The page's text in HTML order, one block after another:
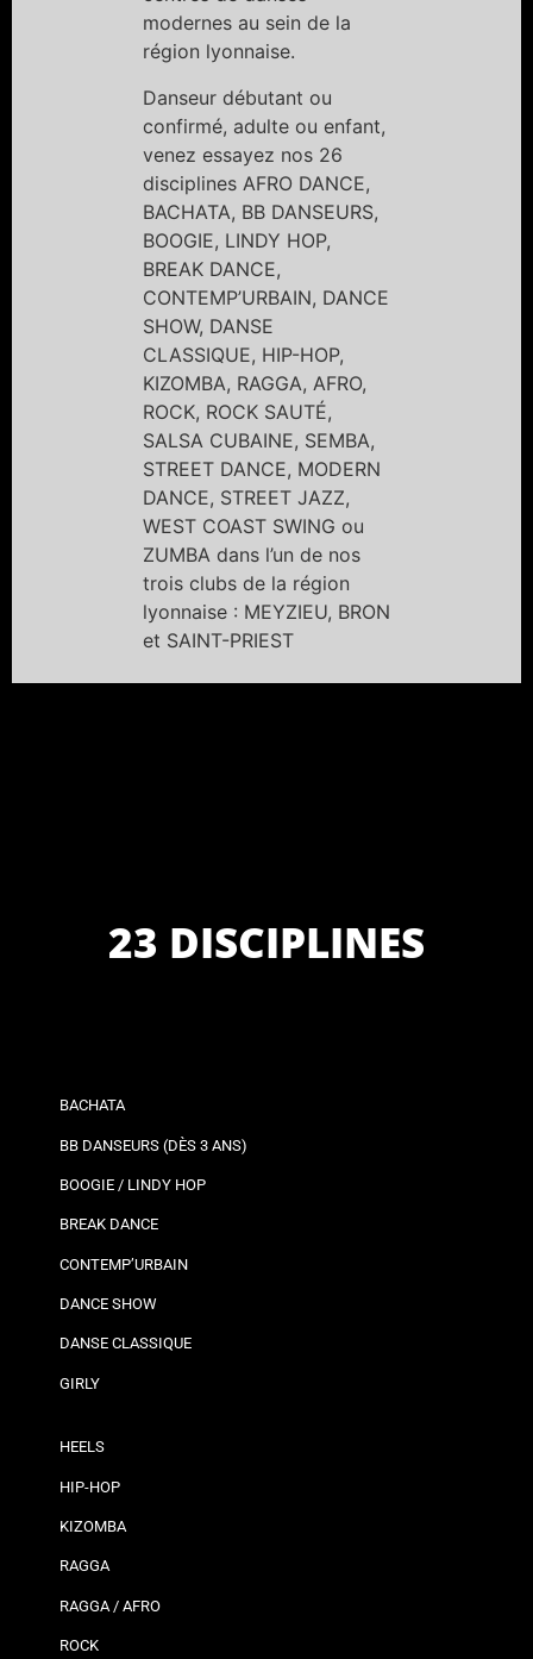
modernes au sein de la
région lyonnaise.
Danseur débutant ou
confirmé, adulte ou enfant,
venez essayez nos 26
disciplines AFRO DANCE,
BACHATA, BB DANSEURS,
BOOGIE, LINDY HOP,
BREAK DANCE,
CONTEMP’URBAIN, DANCE
SHOW, DANSE
CLASSIQUE, HIP-HOP,
KIZOMBA, RAGGA, AFRO,
ROCK, ROCK SAUTÉ,
SALSA CUBAINE, SEMBA,
STREET DANCE, MODERN
DANCE, STREET JAZZ,
WEST COAST SWING ou
ZUMBA dans l’un de nos
trois clubs de la région
lyonnaise : MEYZIEU, BRON
et SAINT-PRIEST
23 DISCIPLINES
BACHATA
BB DANSEURS (DÈS 3 ANS)
BOOGIE / LINDY HOP
BREAK DANCE
CONTEMP’URBAIN
DANCE SHOW
DANSE CLASSIQUE
GIRLY
HEELS
HIP-HOP
KIZOMBA
RAGGA
RAGGA / AFRO
ROCK